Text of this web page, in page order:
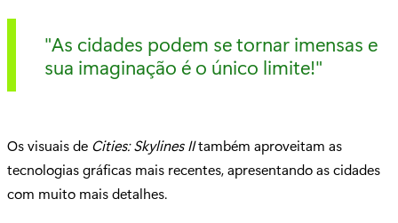
"As cidades podem se tornar imensas e
sua imaginação é o único limite!"
Os visuais de Cities: Skylines IItambém aproveitam as
tecnologias gráficas mais recentes, apresentando as cidades
com muito mais detalhes.